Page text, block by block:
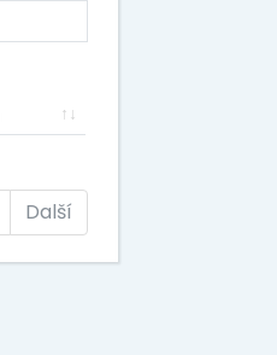
Další